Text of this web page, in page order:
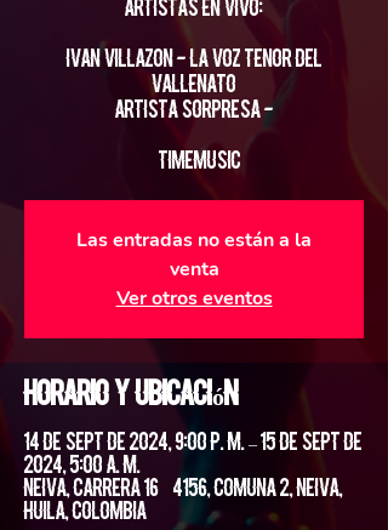
Artistas en Vivo:
Ivan Villazon - La Voz tenor del
Vallenato
Artista Sorpresa -
#TimeMusic
Las entradas no están a la
venta
Ver otros eventos
Horario y ubicación
14 de sept de 2024, 9:00 p. m. – 15 de sept de
2024, 5:00 a. m.
Neiva, Carrera 16 #4156, Comuna 2, Neiva,
Huila, Colombia